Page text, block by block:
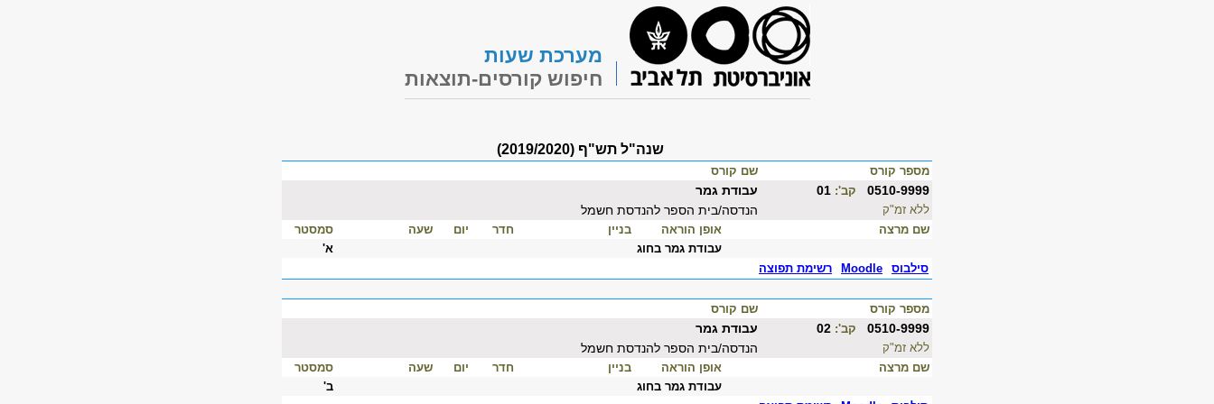
מערכת שעות
חיפוש קורסים-תוצאות
שנה"ל תש"ף (2019/2020)
מספר קורס שם קורס
0510-9999 קב': עבודת גמר
ללא זמ"ק הנדסה/בית הספר להנדסת חשמל
שם מרצה אופן הוראה בניין חדר יום שעה
סמסטר
עבודת גמר בחוג
א'
סילבוס
Moodle רשימת תפוצה
מספר קורס שם קורס
0510-9999 קב': עבודת גמר
ללא זמ"ק הנדסה/בית הספר להנדסת חשמל
שם מרצה אופן הוראה בניין חדר יום שעה
סמסטר
עבודת גמר בחוג
ב'